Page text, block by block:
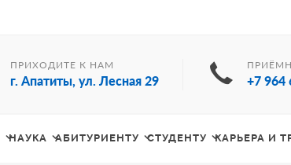
ПРИХОДИТЕ К НАМ
г. Апатиты, ул. Лесная 29 +7 964
НАУКА АБИТУРИЕНТУ СТУДЕНТУ КАРЬЕРА И